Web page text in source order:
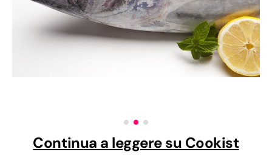
Continua a leggere su Cookist